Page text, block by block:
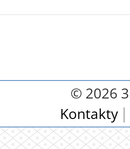
© 2026
Kontakty